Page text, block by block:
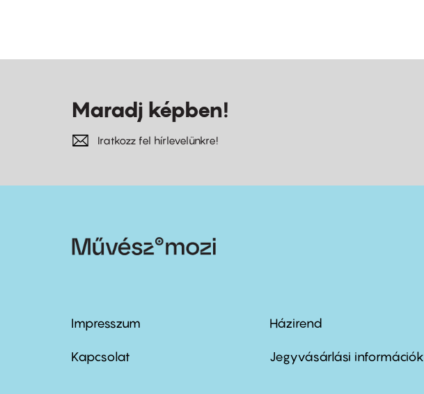
Maradj képben!
Iratkozz fel hírlevelünkre!
Footer
menu
Impresszum
Kapcsolat
Footer
menu
Házirend
Jegyvásárlási információk